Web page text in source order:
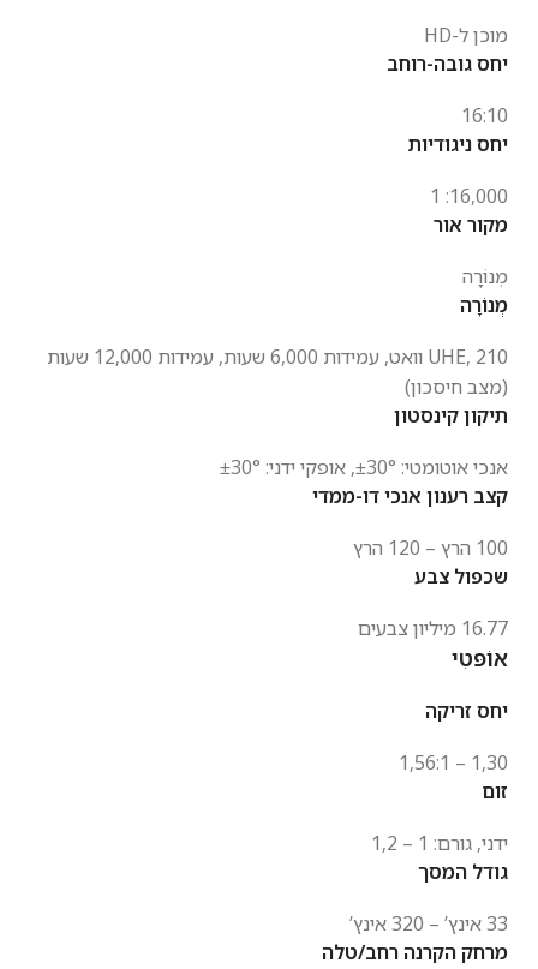
מוכן ל-HD
יחס גובה-רוחב
16:10
יחס ניגודיות
16,000: 1
מקור אור
מְנוֹרָה
מְנוֹרָה
UHE
, 210 וואט, עמידות 6,000 שעות, עמידות 12,000 שעות
(מצב חיסכון)
תיקון קינסטון
אנכי אוטומטי: ±30°, אופקי ידני: ±30°
קצב רענון אנכי דו-ממדי
100 הרץ – 120 הרץ
שכפול צבע
16.77 מיליון צבעים
אוֹפּטִי
יחס זריקה
1,30 – 1,56:1
זום
ידני, גורם: 1 – 1,2
גודל המסך
33 אינץ’ – 320 אינץ’
מרחק הקרנה רחב/טלה